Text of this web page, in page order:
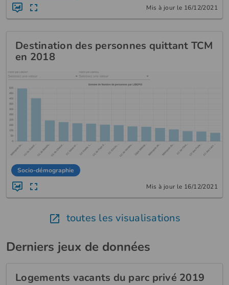
Mis à jour le 16/12/2021
Destination des personnes quittant TCM
en 2018
Socio-démographie
Mis à jour le 16/12/2021
toutes les visualisations
Derniers jeux de données
Logements vacants du parc privé 2019